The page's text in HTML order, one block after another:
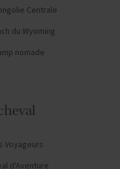
Centrale
du Wyoming
nomade
Voyageurs
d'Aventure